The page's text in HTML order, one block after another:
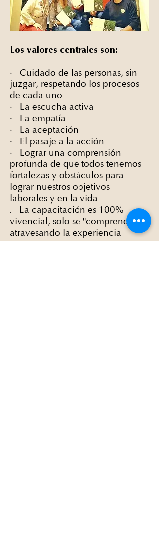
Los valores centrales son:
·
Cuidado de las personas, sin
juzgar, respetando los procesos
de cada uno
· La escucha activa
· La empatía
· La aceptación
· El pasaje a la acción
·
Lograr una comprensión
profunda de que todos tenemos
fortalezas y obstáculos para
lograr nuestros objetivos
laborales y en la vida
.
La capacitación es 100%
vivencial, solo se "comprende"
atravesando la experiencia